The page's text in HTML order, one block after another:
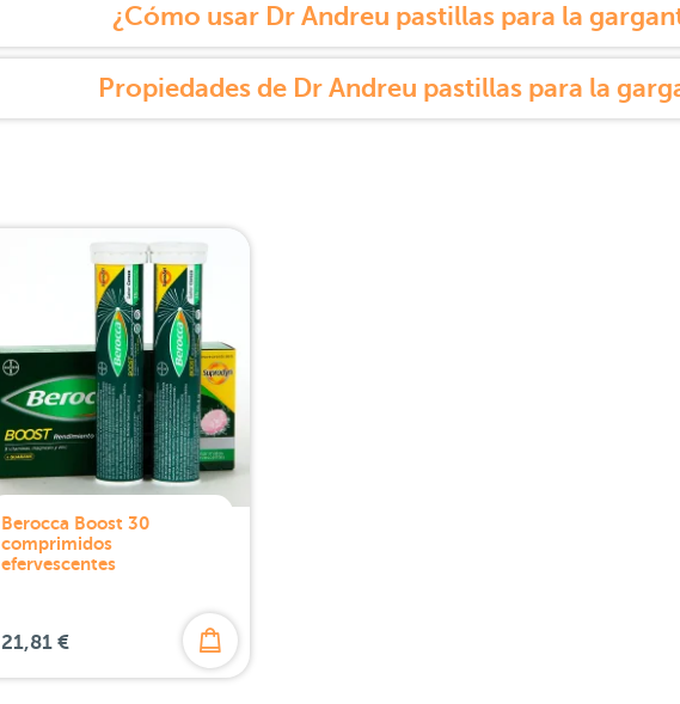
¿Cómo usar Dr Andreu pastillas para la
Propiedades de Dr Andreu pastillas para la
Berocca Boost 30
comprimidos
efervescentes
21,81 €